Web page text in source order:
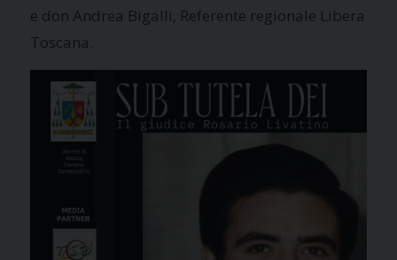
e don Andrea Bigalli, Referente regionale Libera
Toscana.